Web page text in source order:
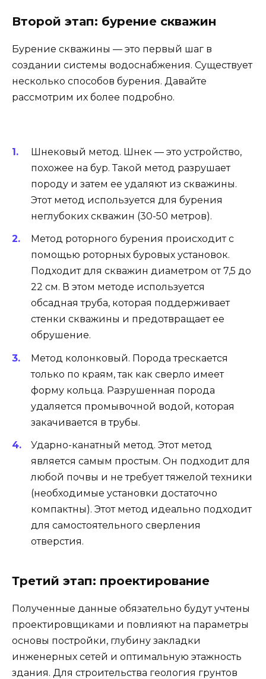
Второй этап: бурение скважин
Бурение скважины — это первый шаг в
создании системы водоснабжения. Существует
несколько способов бурения. Давайте
рассмотрим их более подробно.
Шнековый метод. Шнек — это устройство,
похожее на бур. Такой метод разрушает
породу и затем ее удаляют из скважины.
Этот метод используется для бурения
неглубоких скважин (30-50 метров).
Метод роторного бурения происходит с
помощью роторных буровых установок.
Подходит для скважин диаметром от 7,5 до
22 см. В этом методе используется
обсадная труба, которая поддерживает
стенки скважины и предотвращает ее
обрушение.
Метод колонковый. Порода трескается
только по краям, так как сверло имеет
форму кольца. Разрушенная порода
удаляется промывочной водой, которая
закачивается в трубы.
Ударно-канатный метод. Этот метод
является самым простым. Он подходит для
любой почвы и не требует тяжелой техники
(необходимые установки достаточно
компактны). Этот метод идеально подходит
для самостоятельного сверления
отверстия.
Третий этап: проектирование
Полученные данные обязательно будут учтены
проектировщиками и повлияют на параметры
основы постройки, глубину закладки
инженерных сетей и оптимальную этажность
здания. Для строительства геология грунтов